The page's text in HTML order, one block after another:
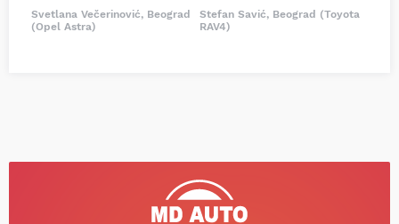
Svetlana Večerinović, Beograd
(Opel Astra)
Stefan Savić, Beograd (Toyota
RAV4)